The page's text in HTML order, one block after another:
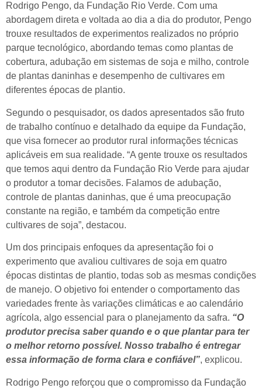
Rodrigo Pengo, da Fundação Rio Verde. Com uma
abordagem direta e voltada ao dia a dia do produtor, Pengo
trouxe resultados de experimentos realizados no próprio
parque tecnológico, abordando temas como plantas de
cobertura, adubação em sistemas de soja e milho, controle
de plantas daninhas e desempenho de cultivares em
diferentes épocas de plantio.
Segundo o pesquisador, os dados apresentados são fruto
de trabalho contínuo e detalhado da equipe da Fundação,
que visa fornecer ao produtor rural informações técnicas
aplicáveis em sua realidade. “A gente trouxe os resultados
que temos aqui dentro da Fundação Rio Verde para ajudar
o produtor a tomar decisões. Falamos de adubação,
controle de plantas daninhas, que é uma preocupação
constante na região, e também da competição entre
cultivares de soja”, destacou.
Um dos principais enfoques da apresentação foi o
experimento que avaliou cultivares de soja em quatro
épocas distintas de plantio, todas sob as mesmas condições
de manejo. O objetivo foi entender o comportamento das
variedades frente às variações climáticas e ao calendário
agrícola, algo essencial para o planejamento da safra. “O
produtor precisa saber quando e o que plantar para ter
o melhor retorno possível. Nosso trabalho é entregar
essa informação de forma clara e confiável”, explicou.
Rodrigo Pengo reforçou que o compromisso da Fundação